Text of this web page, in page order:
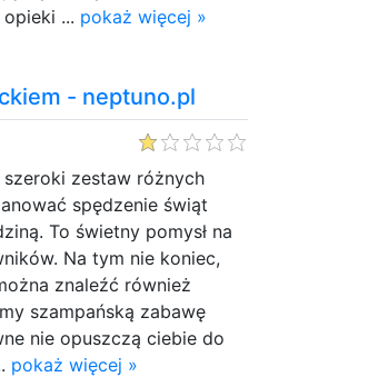
... pokaż więcej »
- neptuno.pl
zestaw różnych
spędzenie świąt
To świetny pomysł na
Na tym nie koniec,
znaleźć również
szampańską zabawę
nie opuszczą ciebie do
pokaż więcej »